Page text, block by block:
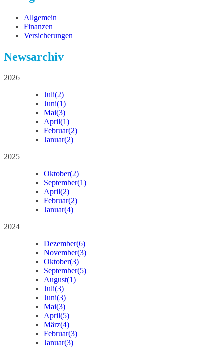
Allgemein
Finanzen
Versicherungen
Newsarchiv
2026
Juli(2)
Juni(1)
Mai(3)
April(1)
Februar(2)
Januar(2)
2025
Oktober(2)
September(1)
April(2)
Februar(2)
Januar(4)
2024
Dezember(6)
November(3)
Oktober(3)
September(5)
August(1)
Juli(3)
Juni(3)
Mai(3)
April(5)
März(4)
Februar(3)
Januar(3)